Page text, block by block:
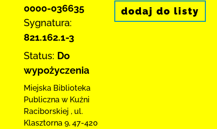
0000-036635
Sygnatura:
821.162.1-3
Status: Do
wypożyczenia
Miejska Biblioteka
Publiczna w Kuźni
Raciborskiej , ul.
Klasztorna 9, 47-420
dodaj do listy